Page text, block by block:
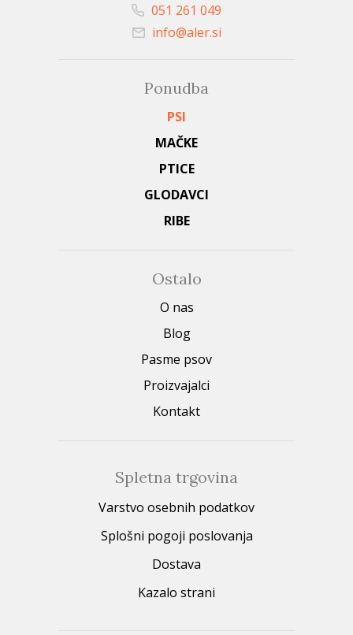
051 261 049
info@aler.si
Ponudba
PSI
MAČKE
PTICE
GLODAVCI
RIBE
Ostalo
O nas
Blog
Pasme psov
Proizvajalci
Kontakt
Spletna trgovina
Varstvo osebnih podatkov
Splošni pogoji poslovanja
Dostava
Kazalo strani